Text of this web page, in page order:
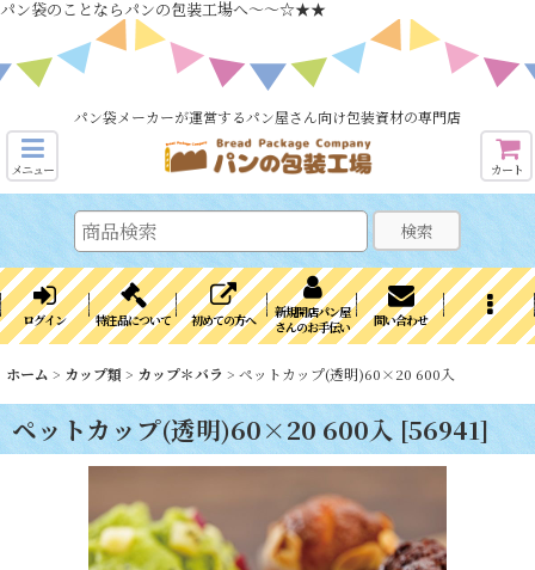
パン袋のことならパンの包装工場へ～～☆★★
パン袋メーカーが運営するパン屋さん向け包装資材の専門店
メニュー カート
検索
ログイン 特注品について 初めての方へ
新規開店パン屋
さんのお手伝い
問い合わせ
ホーム > カップ類> カップ＊バラ > ペットカップ(透明)60×20 600入
ペットカップ(透明)60×20 600入 [56941]